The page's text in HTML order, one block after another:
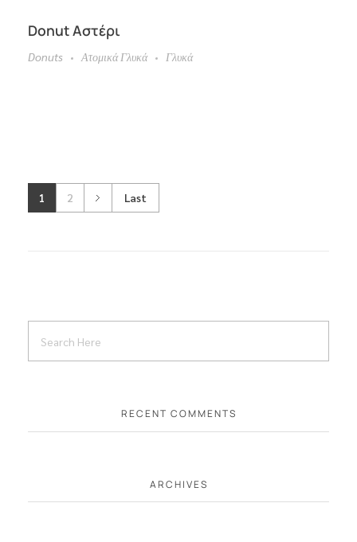
Donut Αστέρι
Donuts Ατομικά Γλυκά Γλυκά
1 2 Last
RECENT COMMENTS
ARCHIVES